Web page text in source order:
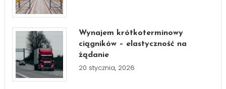
Wynajem krótkoterminowy
ciągników – elastyczność na
żądanie
20 stycznia, 2026